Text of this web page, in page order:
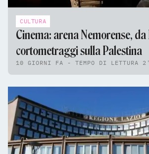
CULTURA
Cinema: arena Nemorense, da Ken Loach ai
cortometraggi sulla Palestina
10 GIORNI FA - TEMPO DI LETTURA 2'